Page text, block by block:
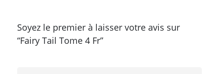
Soyez le premier à laisser votre avis sur
“Fairy Tail Tome 4 Fr”